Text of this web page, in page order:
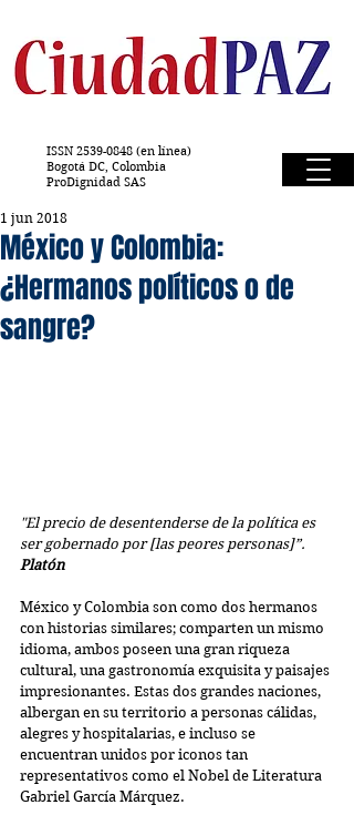
ISSN 2539-0848 (en línea)
Bogotá DC, Colombia
ProDignidad SAS
México y Colombia:
¿Hermanos políticos o de
sangre?
1 jun 2018
"El precio de desentenderse de la política es
ser gobernado por [las peores personas]”.
Platón
México y Colombia son como dos hermanos
con historias similares; comparten un mismo
idioma, ambos poseen una gran riqueza
cultural, una gastronomía exquisita y paisajes
impresionantes. Estas dos grandes naciones,
albergan en su territorio a personas cálidas,
alegres y hospitalarias, e incluso se
encuentran unidos por iconos tan
representativos como el Nobel de Literatura
Gabriel García Márquez.